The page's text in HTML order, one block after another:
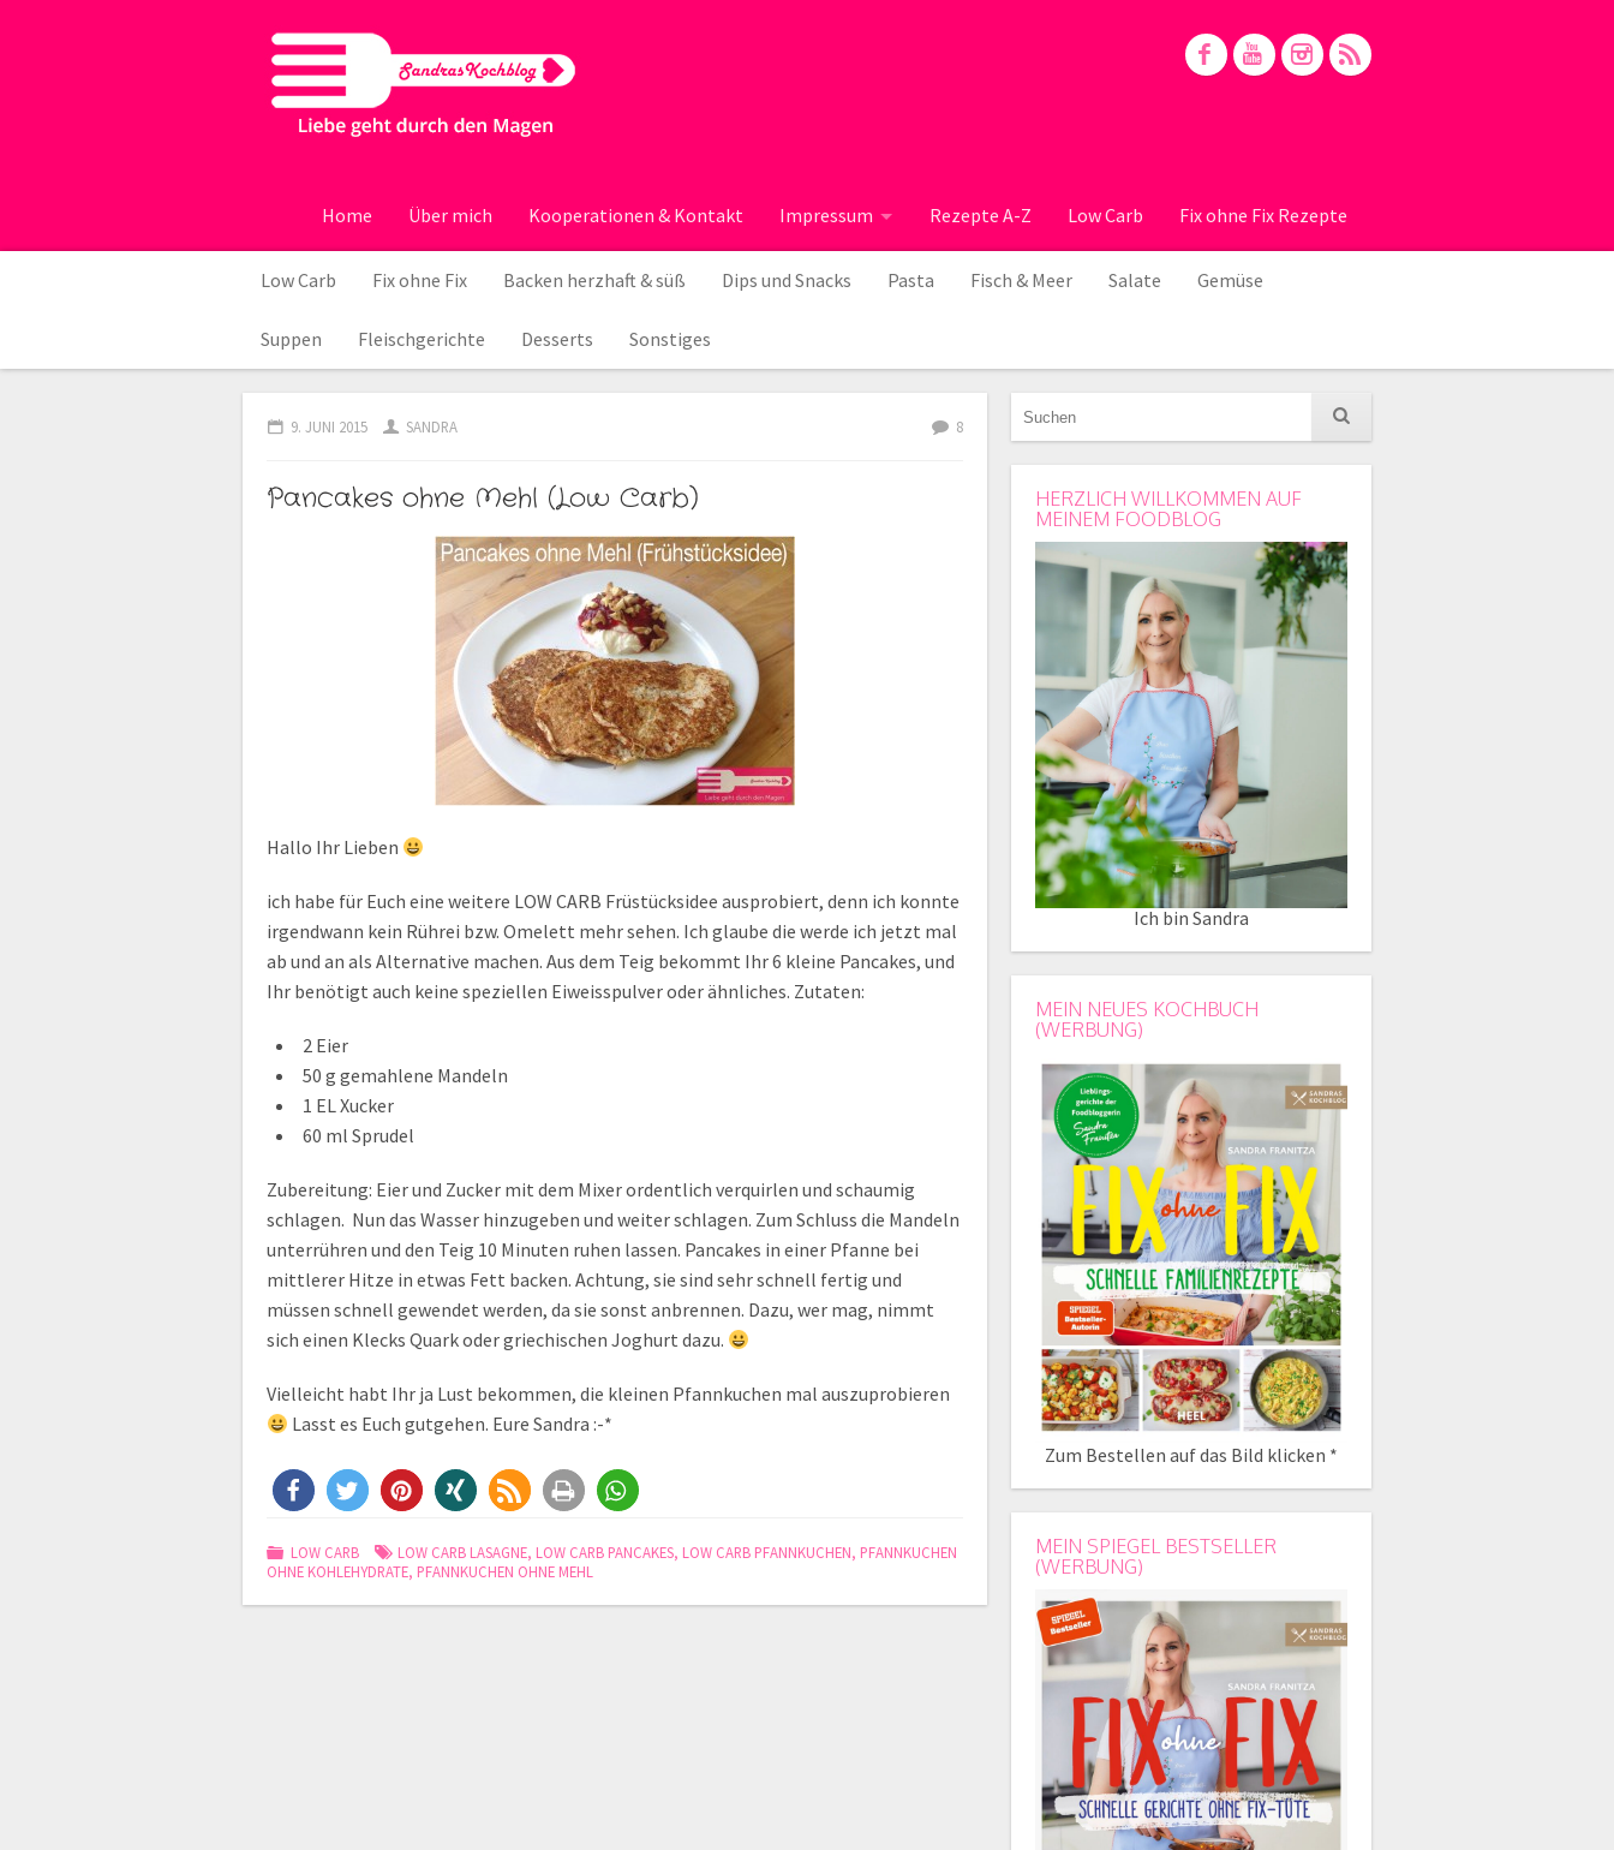
Home Über mich Kooperationen & Kontakt Impressum Rezepte A-Z Low Carb Fix ohne Fix Rezepte
Low Carb Fix ohne Fix Backen herzhaft & süß Dips und Snacks Pasta Fisch & Meer Salate Gemüse
Suppen Fleischgerichte Desserts Sonstiges
9. JUNI 2015 SANDRA 8
Pancakes ohne Mehl (Low Carb)
Hallo Ihr Lieben
ich habe für Euch eine weitere LOW CARB Früstücksidee ausprobiert, denn ich konnte
irgendwann kein Rührei bzw. Omelett mehr sehen. Ich glaube die werde ich jetzt mal
ab und an als Alternative machen. Aus dem Teig bekommt Ihr 6 kleine Pancakes, und
Ihr benötigt auch keine speziellen Eiweisspulver oder ähnliches. Zutaten:
2 Eier
50 g gemahlene Mandeln
1 EL Xucker
60 ml Sprudel
Zubereitung: Eier und Zucker mit dem Mixer ordentlich verquirlen und schaumig
schlagen. Nun das Wasser hinzugeben und weiter schlagen. Zum Schluss die Mandeln
unterrühren und den Teig 10 Minuten ruhen lassen. Pancakes in einer Pfanne bei
mittlerer Hitze in etwas Fett backen. Achtung, sie sind sehr schnell fertig und
müssen schnell gewendet werden, da sie sonst anbrennen. Dazu, wer mag, nimmt
sich einen Klecks Quark oder griechischen Joghurt dazu.
Vielleicht habt Ihr ja Lust bekommen, die kleinen Pfannkuchen mal auszuprobieren
Lasst es Euch gutgehen. Eure Sandra :-*
LOW CARB LOW CARB LASAGNE, LOW CARB PANCAKES, LOW CARB PFANNKUCHEN, PFANNKUCHEN
OHNE KOHLEHYDRATE, PFANNKUCHEN OHNE MEHL
HERZLICH WILLKOMMEN AUF
MEINEM FOODBLOG
Ich bin Sandra
MEIN NEUES KOCHBUCH
(WERBUNG)
Zum Bestellen auf das Bild klicken *
MEIN SPIEGEL BESTSELLER
(WERBUNG)